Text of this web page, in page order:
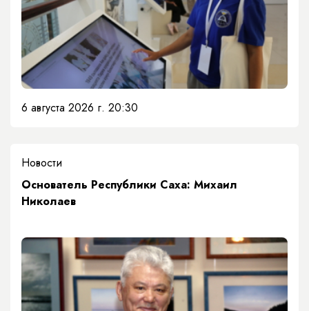
6 августа 2026 г. 20:30
Новости
Основатель Республики Саха: Михаил
Николаев